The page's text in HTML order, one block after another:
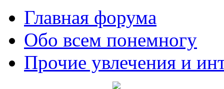
Главная форума
Обо всем понемногу
Прочие увлечения и